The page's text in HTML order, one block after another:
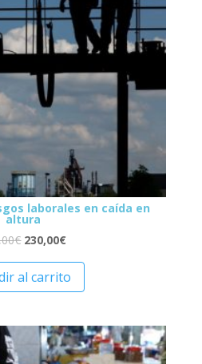
laborales en caída en
altura
€ 230,00€
al carrito